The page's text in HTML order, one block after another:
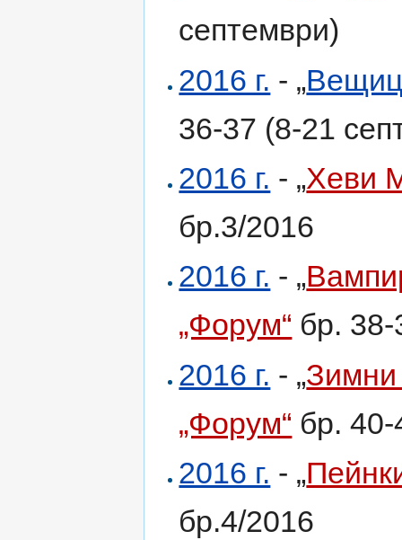
септември)
2016 г. - „
36-37 (8-21
2016 г. - „Хеви
бр.3/2016
2016 г. - „
„Форум“ бр.
2016 г. - „Зимни
„Форум“ бр.
2016 г. - „
бр.4/2016